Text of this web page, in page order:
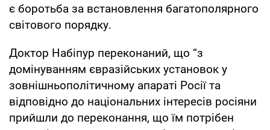
є боротьба за встановлення багатополярного
світового порядку.
Доктор Набіпур переконаний, що “з
домінуванням євразійських установок у
зовнішньополітичному апараті Росії та
відповідно до національних інтересів росіяни
прийшли до переконання, що їм потрібен